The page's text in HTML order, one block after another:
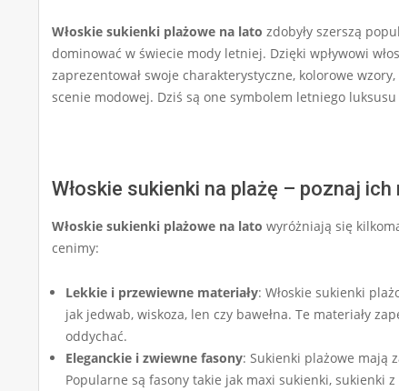
Włoskie sukienki plażowe na lato zdobyły szerszą
dominować w świecie mody letniej. Dzięki wpływowi
zaprezentował swoje charakterystyczne, kolorowe
scenie modowej. Dziś są one symbolem letniego
Włoskie sukienki na plażę – poznaj
Włoskie sukienki plażowe na lato wyróżniają się
cenimy:
Lekkie i przewiewne materiały: Włoskie sukienki
jak jedwab, wiskoza, len czy bawełna. Te materiały
oddychać.
Eleganckie i zwiewne fasony: Sukienki plażowe mają
Popularne są fasony takie jak maxi sukienki, sukienki